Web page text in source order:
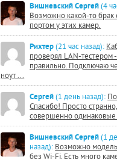
Вишневский Сергей (4
Возможно какой-то брак
портом у этих камер.
Рихтер (21 час назад):
проверял LAN-тестером
правильно. Подключаю
ноут ...
Сергей (1 день назад):
Спасибо! Просто
совершенно одинаковые
Вишневский Сергей (1
назад): Возможно